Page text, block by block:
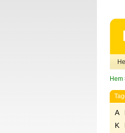
Hem
A
K